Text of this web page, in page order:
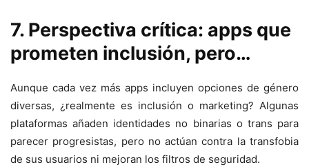
7. Perspectiva crítica: apps que
prometen inclusión, pero…
Aunque cada vez más apps incluyen opciones de género
diversas, ¿realmente es inclusión o marketing? Algunas
plataformas añaden identidades no binarias o trans para
parecer progresistas, pero no actúan contra la transfobia
de sus usuarios ni mejoran los filtros de seguridad.